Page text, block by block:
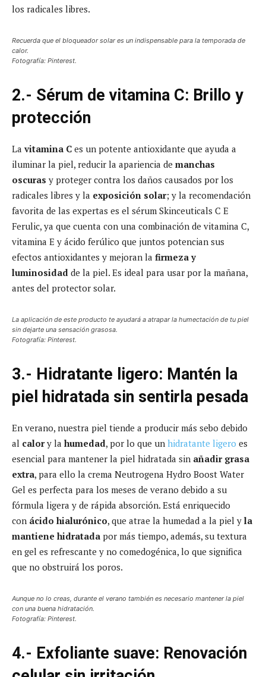
los radicales libres.
Recuerda que el bloqueador solar es un indispensable para la temporada de
calor.
Fotografía: Pinterest.
2.- Sérum de vitamina C: Brillo y
protección
La vitamina C es un potente antioxidante que ayuda a
iluminar la piel, reducir la apariencia de manchas
oscuras y proteger contra los daños causados por los
radicales libres y la exposición solar; y la recomendación
favorita de las expertas es el sérum Skinceuticals C E
Ferulic, ya que cuenta con una combinación de vitamina C,
vitamina E y ácido ferúlico que juntos potencian sus
efectos antioxidantes y mejoran la firmeza y
luminosidad de la piel. Es ideal para usar por la mañana,
antes del protector solar.
La aplicación de este producto te ayudará a atrapar la humectación de tu piel
sin dejarte una sensación grasosa.
Fotografía: Pinterest.
3.- Hidratante ligero: Mantén la
piel hidratada sin sentirla pesada
En verano, nuestra piel tiende a producir más sebo debido
al calory la humedad, por lo que un hidratante ligero es
esencial para mantener la piel hidratada sin añadir grasa
extra, para ello la crema Neutrogena Hydro Boost Water
Gel es perfecta para los meses de verano debido a su
fórmula ligera y de rápida absorción. Está enriquecido
con ácido hialurónico, que atrae la humedad a la piel y la
mantiene hidratada por más tiempo, además, su textura
en gel es refrescante y no comedogénica, lo que significa
que no obstruirá los poros.
Aunque no lo creas, durante el verano también es necesario mantener la piel
con una buena hidratación.
Fotografía: Pinterest.
4.- Exfoliante suave: Renovación